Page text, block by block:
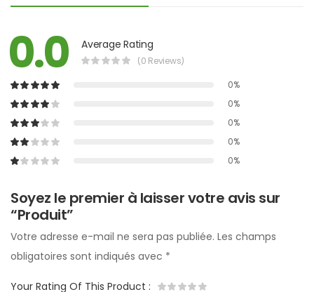
0.0 Average Rating
(0 Reviews)
0%
0%
0%
0%
0%
Soyez le premier à laisser votre avis sur
“Produit”
Votre adresse e-mail ne sera pas publiée. Les champs
obligatoires sont indiqués avec *
Your Rating Of This Product :